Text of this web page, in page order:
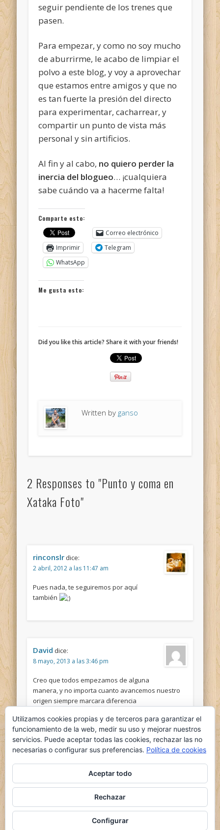
seguir pendiente de los trenes que
pasen.
Para empezar, y como no soy mucho
de aburrirme, le acabo de limpiar el
polvo a este blog, y voy a aprovechar
que estamos entre amigos y que no
es tan fuerte la presión del directo
para experimentar, cacharrear, y
compartir un punto de vista más
personal y sin artificios.
Al fin y al cabo, no quiero perder la
inercia del blogueo… ¡cualquiera
sabe cuándo va a hacerme falta!
Comparte esto:
Correo electrónico
Imprimir
Telegram
WhatsApp
Me gusta esto:
Did you like this article? Share it with your friends!
Written by ganso
2 Responses to "Punto y coma en
Xataka Foto"
rinconslr dice:
2 abril, 2012 a las 11:47 am
Pues nada, te seguiremos por aquí
también
David dice:
8 mayo, 2013 a las 3:46 pm
Creo que todos empezamos de alguna
manera, y no importa cuanto avancemos nuestro
origen siempre marcara diferencia
Comments are closed.
© 2026 el nido del ganso
Pinboard ThemebyOne Designs
Utilizamos cookies propias y de terceros para garantizar el
funcionamiento de la web, medir su uso y mejorar nuestros
servicios. Puede aceptar todas las cookies, rechazar las no
necesarias o configurar sus preferencias. Política de cookies
Aceptar todo
Rechazar
Configurar